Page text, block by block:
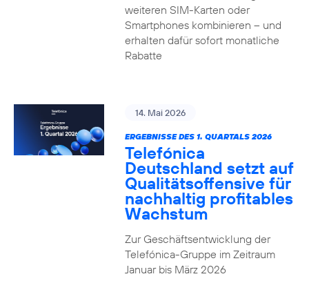
weiteren SIM-Karten oder
Smartphones kombinieren – und
erhalten dafür sofort monatliche
Rabatte
14. Mai 2026
ERGEBNISSE DES 1. QUARTALS 2026
Telefónica
Deutschland setzt auf
Qualitätsoffensive für
nachhaltig profitables
Wachstum
Zur Geschäftsentwicklung der
Telefónica-Gruppe im Zeitraum
Januar bis März 2026